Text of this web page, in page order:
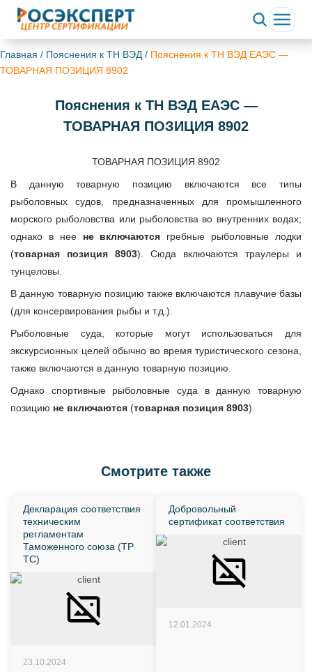
Главная / Пояснения к ТН ВЭД / Пояснения к ТН ВЭД ЕАЭС —
ТОВАРНАЯ ПОЗИЦИЯ 8902
Пояснения к ТН ВЭД ЕАЭС —
ТОВАРНАЯ ПОЗИЦИЯ 8902
ТОВАРНАЯ ПОЗИЦИЯ 8902
В данную товарную позицию включаются все типы
рыболовных судов, предназначенных для промышленного
морского рыболовства или рыболовства во внутренних водах;
однако в нее не включаются гребные рыболовные лодки
(товарная позиция 8903). Сюда включаются траулеры и
тунцеловы.
В данную товарную позицию также включаются плавучие базы
(для консервирования рыбы и т.д.).
Рыболовные суда, которые могут использоваться для
экскурсионных целей обычно во время туристического сезона,
также включаются в данную товарную позицию.
Однако спортивные рыболовные суда в данную товарную
позицию не включаются (товарная позиция 8903).
Смотрите также
Декларация соответствия
техническим
регламентам
Таможенного союза (ТР
ТС)
23.10.2024
Добровольный
сертификат соответствия
12.01.2024